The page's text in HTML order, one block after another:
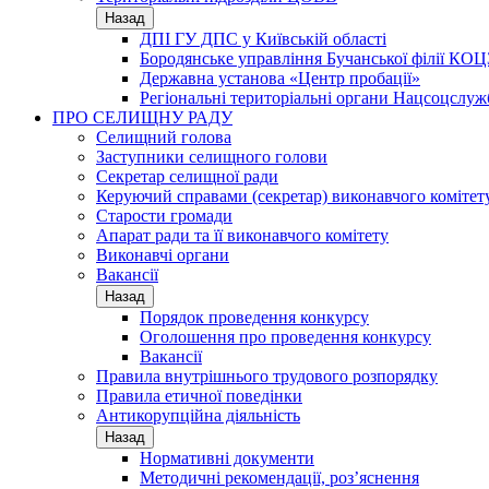
Назад
ДПІ ГУ ДПС у Київській області
Бородянське управління Бучанської філії
Державна установа «Центр пробації»
Регіональні територіальні органи
ПРО СЕЛИЩНУ РАДУ
Селищний голова
Заступники селищного голови
Секретар селищної ради
Керуючий справами (секретар) виконавчого
Старости громади
Апарат ради та її виконавчого комітету
Виконавчі органи
Вакансії
Назад
Порядок проведення конкурсу
Оголошення про проведення конкурсу
Вакансії
Правила внутрішнього трудового розпорядку
Правила етичної поведінки
Антикорупційна діяльність
Назад
Нормативні документи
Методичні рекомендації, роз’яснення